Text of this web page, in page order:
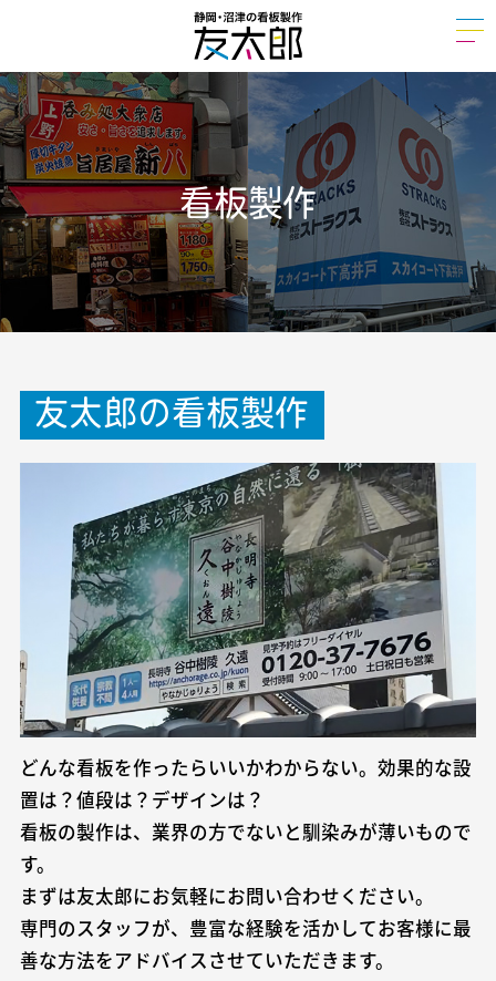
看板製作
友太郎の看板製作
どんな看板を作ったらいいかわからない。効果的な設
置は？値段は？デザインは？
看板の製作は、業界の方でないと馴染みが薄いもので
す。
まずは友太郎にお気軽にお問い合わせください。
専門のスタッフが、豊富な経験を活かしてお客様に最
善な方法をアドバイスさせていただきます。
HOME
看板の種類
看板製作
看板メンテナンス
対応地域
看板製作実績